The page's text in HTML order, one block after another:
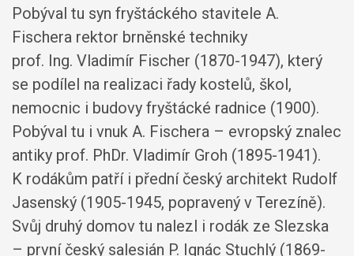
Pobýval tu syn fryštáckého stavitele A.
Fischera rektor brněnské techniky
prof. Ing. Vladimír Fischer (1870-1947), který
se podílel na realizaci řady kostelů, škol,
nemocnic i budovy fryštácké radnice (1900).
Pobýval tu i vnuk A. Fischera – evropský znalec
antiky prof. PhDr. Vladimír Groh (1895-1941).
K rodákům patří i přední český architekt Rudolf
Jasenský (1905-1945, popravený v Terezíně).
Svůj druhý domov tu nalezl i rodák ze Slezska
– první český salesián P. Ignác Stuchlý (1869-